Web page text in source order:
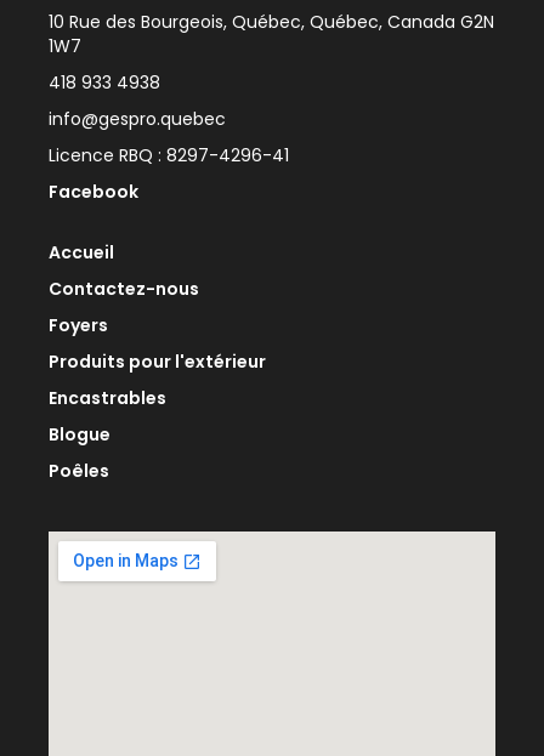
10 Rue des Bourgeois, Québec, Québec, Canada G2N
1W7
418 933 4938
info@gespro.quebec
Licence RBQ : 8297-4296-41
Facebook
Accueil
Contactez-nous
Foyers
Produits pour l'extérieur
Encastrables
Blogue
Poêles